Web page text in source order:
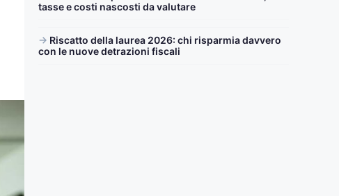
tasse e costi nascosti da valutare
Riscatto della laurea 2026: chi risparmia davvero
con le nuove detrazioni fiscali